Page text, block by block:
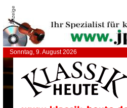
Anzeige
Sonntag, 9. August 2026